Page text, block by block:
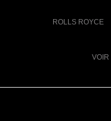
ROLLS ROYCE
VOIR